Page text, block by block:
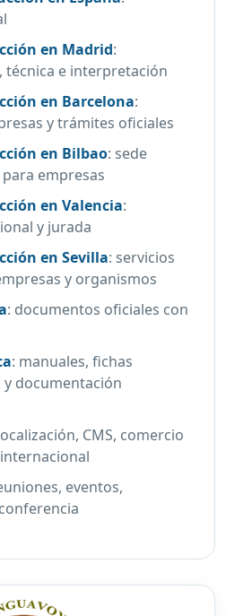
en Madrid:
e interpretación
en Barcelona:
y trámites oficiales
en Bilbao: sede
empresas
en Valencia:
y jurada
en Sevilla: servicios
y organismos
: documentos oficiales con
: manuales, fichas
documentación
CMS, comercio
eventos,